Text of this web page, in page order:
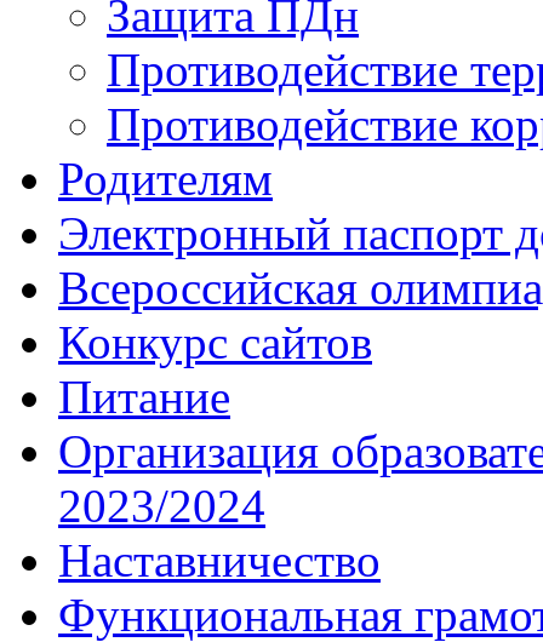
Защита ПДн
Противодействие
Противодействие
Родителям
Электронный паспорт
Всероссийская
Конкурс сайтов
Питание
Организация
2023/2024
Наставничество
Функциональная